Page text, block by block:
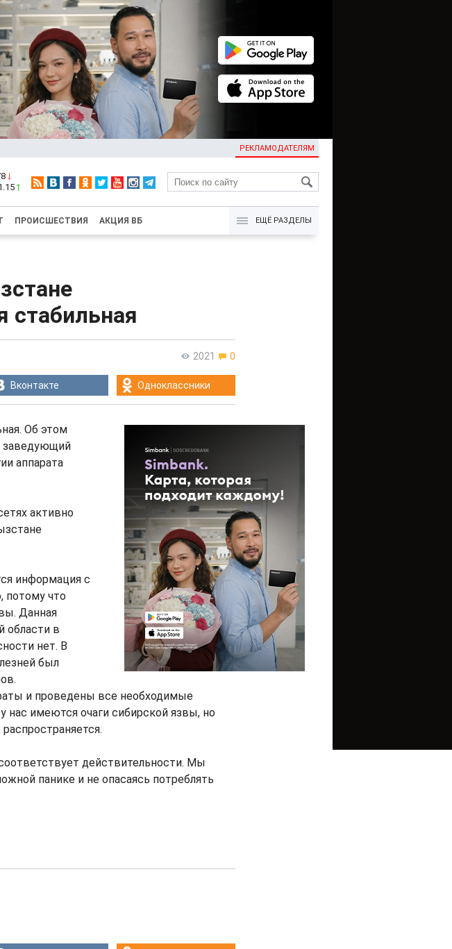
РЕКЛАМОДАТЕЛЯМ
KG
ПРОИСШЕСТВИЯ АКЦИЯ ВБ ЕЩЁ РАЗДЕЛЫ
стабильная
2021 0
Вконтакте Одноклассники
Об этом
заведующий
аппарата
активно
информация с
потому что
Данная
области в
нет. В
был
и проведены все необходимые
нас имеются очаги сибирской язвы, но
действительности. Мы
панике и не опасаясь потреблять